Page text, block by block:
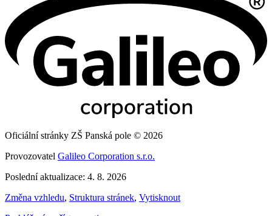
Oficiální stránky ZŠ Panská pole © 2026
Provozovatel Galileo Corporation s.r.o.
Poslední aktualizace: 4. 8. 2026
Změna vzhledu, Struktura stránek, Vytisknout